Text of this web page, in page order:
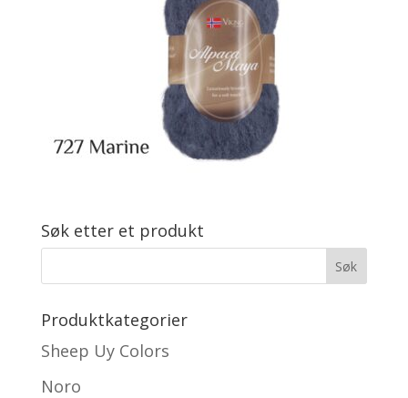
Søk etter et produkt
Produktkategorier
Sheep Uy Colors
Noro